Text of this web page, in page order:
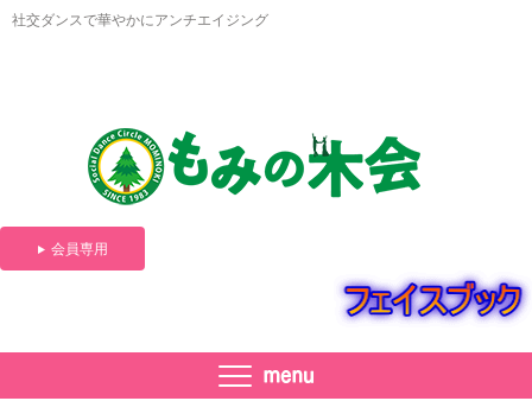
社交ダンスで華やかにアンチエイジング
会員専用